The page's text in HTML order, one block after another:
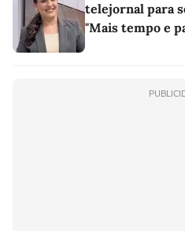
telejornal para
"Mais tempo e